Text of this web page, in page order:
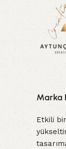
Marka
Etkili